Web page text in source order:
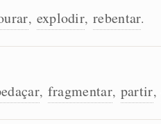
, explodir, rebentar.
, fragmentar, partir,